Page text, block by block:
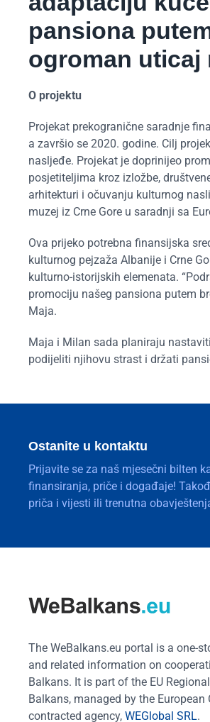
pansiona
ogroman uticaj
O projektu
Projekat prekogranične saradnje
a završio se 2020. godine. Cilj
nasljeđe. Projekat je doprinijeo
posjetiteljima kroz izložbe,
arhitekturi i očuvanju kulturnog
muzej iz Crne Gore u saradnji sa
Ova prijeko potrebna finansijska
kulturnog pejzaža Albanije i Crne
kulturno-istorijskih elemenata.
promociju našeg pansiona putem
Maja.
Maja i Milan sada planiraju
podijeliti njihovu strast i držati
Ostanite u kontaktu
Prijavite se za naš mjesečni bilten
finansiranja, priče i događaje!
priča i vijesti ili trenutna
The WeBalkans.eu portal is a one-
and related information on
Balkans. It is part of the EU
Balkans, managed by the
contracted agency, WEGlobal SRL.